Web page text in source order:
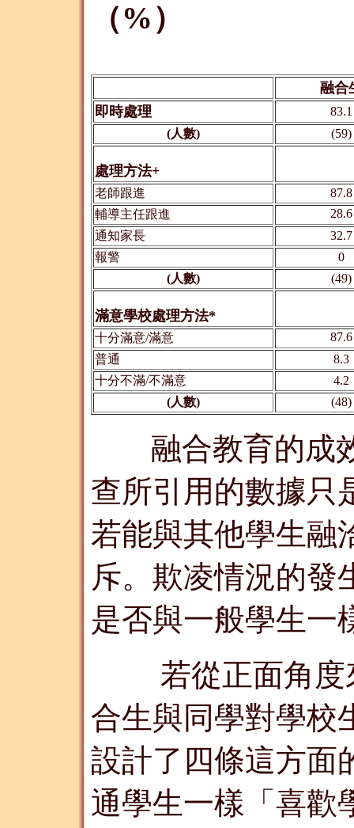
（%）
融合
即時處理
83.1
(人數)
(59)
處理方法+
老師跟進
87.8
輔導主任跟進
28.6
通知家長
32.7
報警
0
(人數)
(49)
滿意學校處理方法*
十分滿意/滿意
87.6
普通
8.3
十分不滿/不滿意
4.2
(人數)
(48)
融合教育的成
查所引用的數據只
若能與其他學生融
斥。欺凌情況的發
是否與一般學生一
若從正面角度
合生與同學對學校
設計了四條這方面
通學生一樣「喜歡